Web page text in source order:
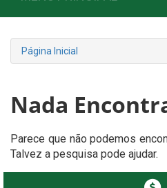
Página Inicial
Nada
Parece que não podemos
Talvez a pesquisa pode ajudar.